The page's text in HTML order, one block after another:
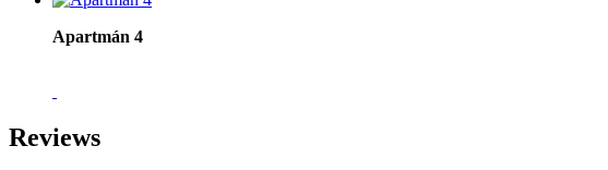
Apartmán 4
Reviews